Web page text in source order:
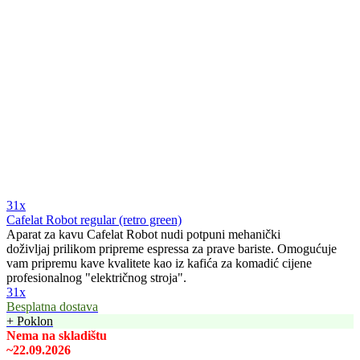
31x
Cafelat Robot regular (retro green)
Aparat za kavu Cafelat Robot nudi potpuni mehanički
doživljaj prilikom pripreme espressa za prave bariste. Omogućuje
vam pripremu kave kvalitete kao iz kafića za komadić cijene
profesionalnog "električnog stroja".
31x
Besplatna dostava
+ Poklon
Nema na skladištu
~22.09.2026